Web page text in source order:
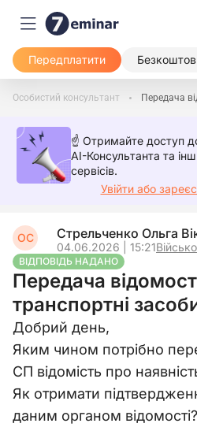
Передплатити
Особистий консультант
☝️ Отримайте доступ
AI-Консультанта та
сервісів.
Увійти або
ОС Стрельченко Ольга
04.06.2026 | 15:21
ВІДПОВІДЬ НАДАНО
Передача
транспортні
Добрий день,
Яким чином потрібно
СП відомість про
Як отримати
даним органом відомості?